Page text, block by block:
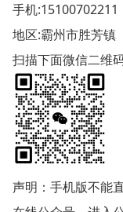
手机:15100702211
地区:霸州市胜芳镇
扫描下面微信二维
声明：手机版不能